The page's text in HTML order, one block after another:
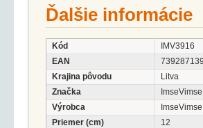
Ďalšie informácie
Kód
IMV3916
EAN
Krajina pôvodu
Litva
Značka
ImseVimse
Výrobca
Priemer (cm)
12